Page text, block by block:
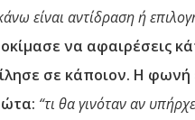
είναι αντίδραση ή
να αφαιρέσεις
σε κάποιον. Η φωνή
“τι θα γινόταν αν